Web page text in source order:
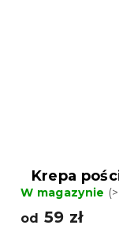
Krepa
W magazynie
od 59 zł